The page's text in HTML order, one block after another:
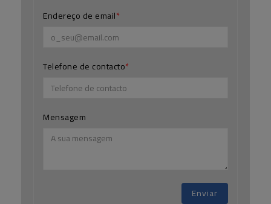
Endereço de email
Telefone de contacto
Mensagem
Enviar